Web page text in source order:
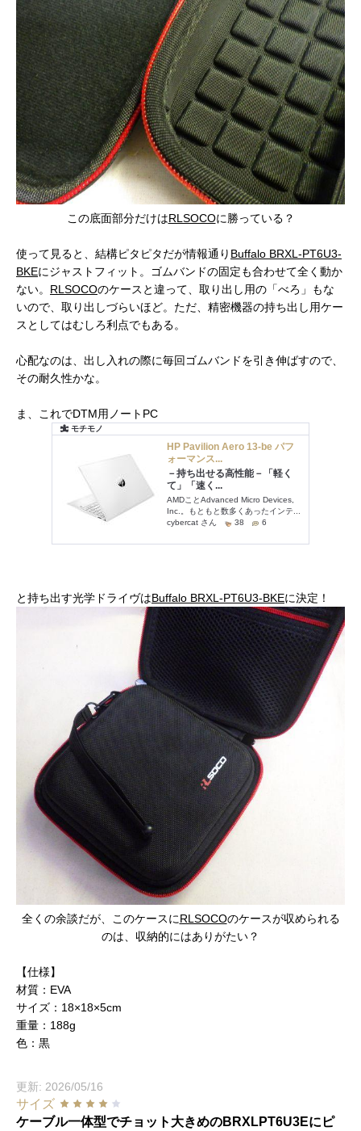
この底面部分だけはRLSOCOに勝っている？
使って見ると、結構ピタピタだが情報通り Buffalo BRXL-PT6U3-
BKEにジャストフィット。ゴムバンドの固定も合わせて全く動か
ない。 RLSOCOのケースと違って、取り出し用の「べろ」もな
いので、取り出しづらいほど。ただ、精密機器の持ち出し用ケー
スとしてはむしろ利点でもある。
心配なのは、出し入れの際に毎回ゴムバンドを引き伸ばすので、
その耐久性かな。
ま、これでDTM用ノートPC
と持ち出す光学ドライヴはBuffalo BRXL-PT6U3-BKEに決定！
全くの余談だが、このケースにRLSOCOのケースが収められる
のは、収納的にはありがたい？
【仕様】
材質：EVA
サイズ：18×18×5cm
重量：188g
色：黒
更新: 2026/05/16
サイズ
ケーブル一体型でチョット大きめのBRXLPT6U3Eにピ